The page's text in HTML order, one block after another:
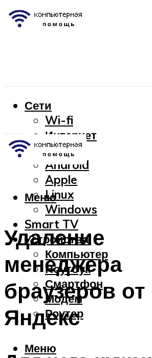
Сети
Wi-fi
Интернет
OC
Android
Apple
Linux
Windows
Smart TV
Устройства
Компьютер
Ноутбук
Смартфон
Модем
Роутер
Меню
Меню
Удаление
менеджера
браузеров от
Яндекс